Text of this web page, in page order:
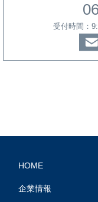
受付時間：
HOME
企業情報